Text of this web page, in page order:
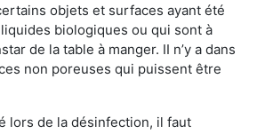
objets et surfaces ayant été
biologiques ou qui sont à
de la table à manger. II n’y a dans
non poreuses qui puissent être
lors de la désinfection, il faut